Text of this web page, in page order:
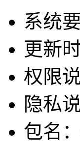
系统
更新
权限说
隐私
包名